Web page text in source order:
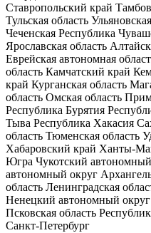
Ставропольский край
Тульская область
Чеченская Республика
Ярославская область
Еврейская автономная
область Камчатский край
край Курганская область
область Омская область
Республика Бурятия
Тыва Республика Хакасия
область Тюменская область
Хабаровский край Ханты-
Югра Чукотский
автономный округ
область Ленинградская
Ненецкий автономный округ
Псковская область
Санкт-Петербург